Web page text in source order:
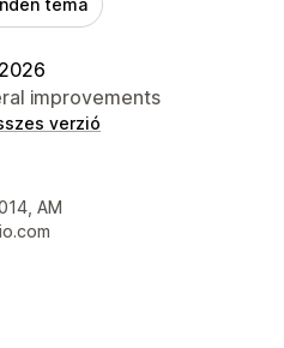
téma
improvements
verzió
AM